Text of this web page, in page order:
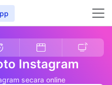
Instagram
secara online